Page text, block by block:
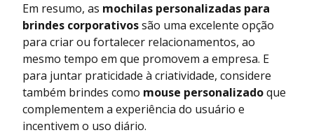
Em resumo, as mochilas personalizadas para
brindes corporativossão uma excelente opção
para criar ou fortalecer relacionamentos, ao
mesmo tempo em que promovem a empresa. E
para juntar praticidade à criatividade, considere
também brindes como mouse personalizadoque
complementem a experiência do usuário e
incentivem o uso diário.